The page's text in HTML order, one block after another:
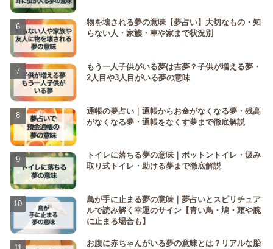
物を壊される夢の意味【夢占い】大切なもの・知
らない人・家族・車や家まで状況別
もう一人子供がいる夢は吉夢？子供が増える夢・
2人目や3人目がいる夢の意味
通帳の夢占い｜通帳からお金がなくなる夢・残高
がなくなる夢・通帳をなくす夢まで徹底解説
トイレに落ちる夢の意味｜ボットントイレ・汲み
取り式トイレ・助ける夢まで徹底解説
鳥が手に止まる夢の意味｜夢占いとスピリチュア
ルで読み解く幸運のサイン【青い鳥・鳩・頭や腕
に止まる場合も】
お腹に赤ちゃんがいる夢の意味とは？リアルな胎